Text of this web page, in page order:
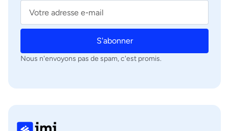
S'abonner
Nous n'envoyons pas de spam, c'est promis.